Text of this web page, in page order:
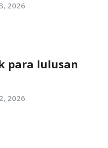
2026
para lulusan
2026